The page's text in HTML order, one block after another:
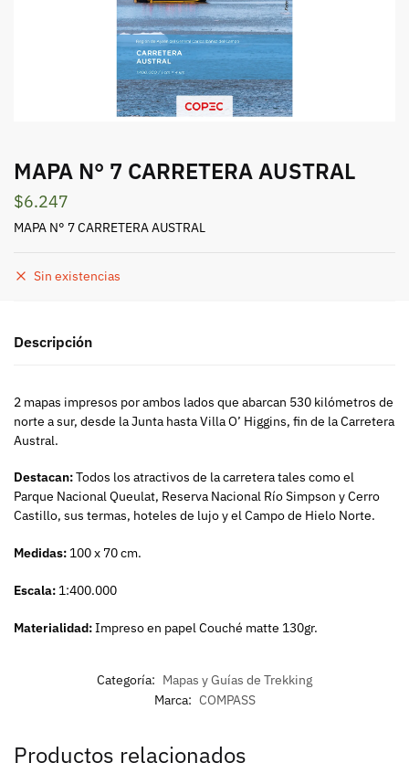
MAPA N° 7 CARRETERA AUSTRAL
$6.247
MAPA N° 7 CARRETERA AUSTRAL
Sin existencias
Descripción
2 mapas impresos por ambos lados que abarcan 530 kilómetros de
norte a sur, desde la Junta hasta Villa O’ Higgins, fin de la Carretera
Austral.
Destacan:Todos los atractivos de la carretera tales como el
Parque Nacional Queulat, Reserva Nacional Río Simpson y Cerro
Castillo, sus termas, hoteles de lujo y el Campo de Hielo Norte.
Medidas: 100 x 70 cm.
Escala: 1:400.000
Materialidad:Impreso en papel Couché matte 130gr.
Categoría: Mapas y Guías de Trekking
Marca: COMPASS
Productos relacionados